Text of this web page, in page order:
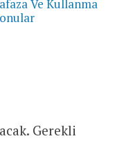
Ve Kullanma
Gerekli